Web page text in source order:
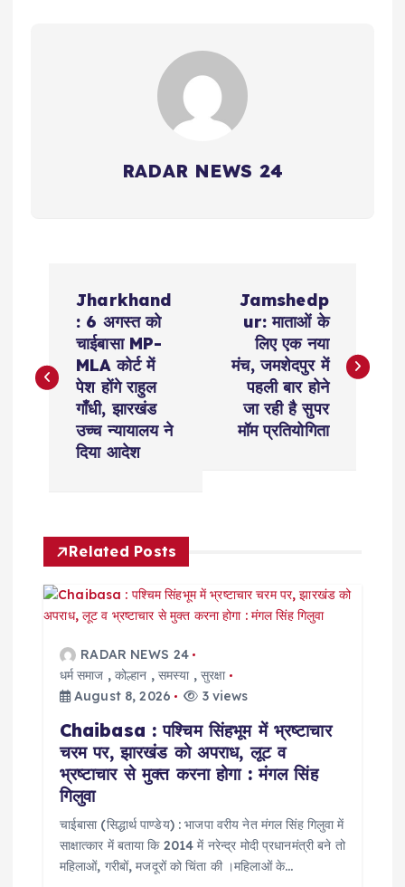
RADAR NEWS 24
s
v
Jharkhand
: 6 अगस्त को
चाईबासा MP-
MLA कोर्ट में
पेश होंगे राहुल
गाँधी, झारखंड
उच्च न्यायालय ने
दिया आदेश
Jamshedp
ur: माताओं के
लिए एक नया
मंच, जमशेदपुर में
पहली बार होने
जा रही है सुपर
मॉम प्रतियोगिता
Related Posts
RADAR NEWS 24
धर्म समाज ,कोल्हान , समस्या, सुरक्षा
August 8, 2026
3 views
Chaibasa : पश्चिम सिंहभूम में भ्रष्टाचार
चरम पर, झारखंड को अपराध, लूट व
भ्रष्टाचार से मुक्त करना होगा : मंगल सिंह
गिलुवा
चाईबासा (सिद्धार्थ पाण्डेय) : भाजपा वरीय नेत मंगल सिंह गिलुवा में
साक्षात्कार में बताया कि 2014 में नरेन्द्र मोदी प्रधानमंत्री बने तो
महिलाओं, गरीबों, मजदूरों को चिंता की ।महिलाओं के…